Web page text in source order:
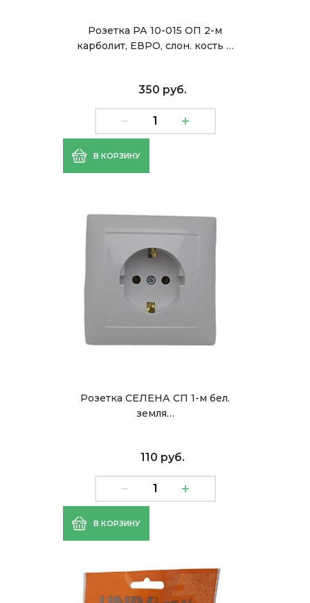
Розетка РА 10-015 ОП 2-м
карболит, ЕВРО, слон. кость …
350 руб.
В КОРЗИНУ
Розетка СЕЛЕНА СП 1-м бел.
земля…
110 руб.
В КОРЗИНУ